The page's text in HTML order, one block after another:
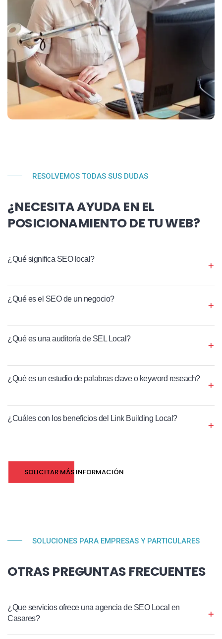
RESOLVEMOS TODAS SUS DUDAS
¿NECESITA AYUDA EN EL
POSICIONAMIENTO DE TU WEB?
¿Qué significa SEO local?
¿Qué es el SEO de un negocio?
¿Qué es una auditoría de SEL Local?
¿Qué es un estudio de palabras clave o keyword reseach?
¿Cuáles con los beneficios del Link Building Local?
SOLICITAR MÁS INFORMACIÓN
SOLUCIONES PARA EMPRESAS Y PARTICULARES
OTRAS PREGUNTAS FRECUENTES
¿Que servicios ofrece una agencia de SEO Local en
Casares?